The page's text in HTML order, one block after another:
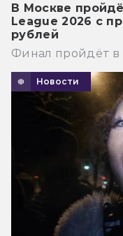
В Москве
League 2026 с
рублей
Финал пройдёт в
Новости